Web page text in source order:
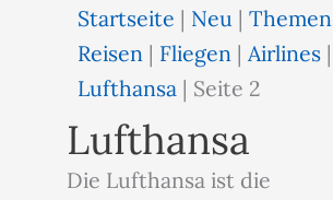
Startseite | Neu |Themen
Reisen | Fliegen |Airlines |
Lufthansa | Seite 2
Lufthansa
Die Lufthansa ist die